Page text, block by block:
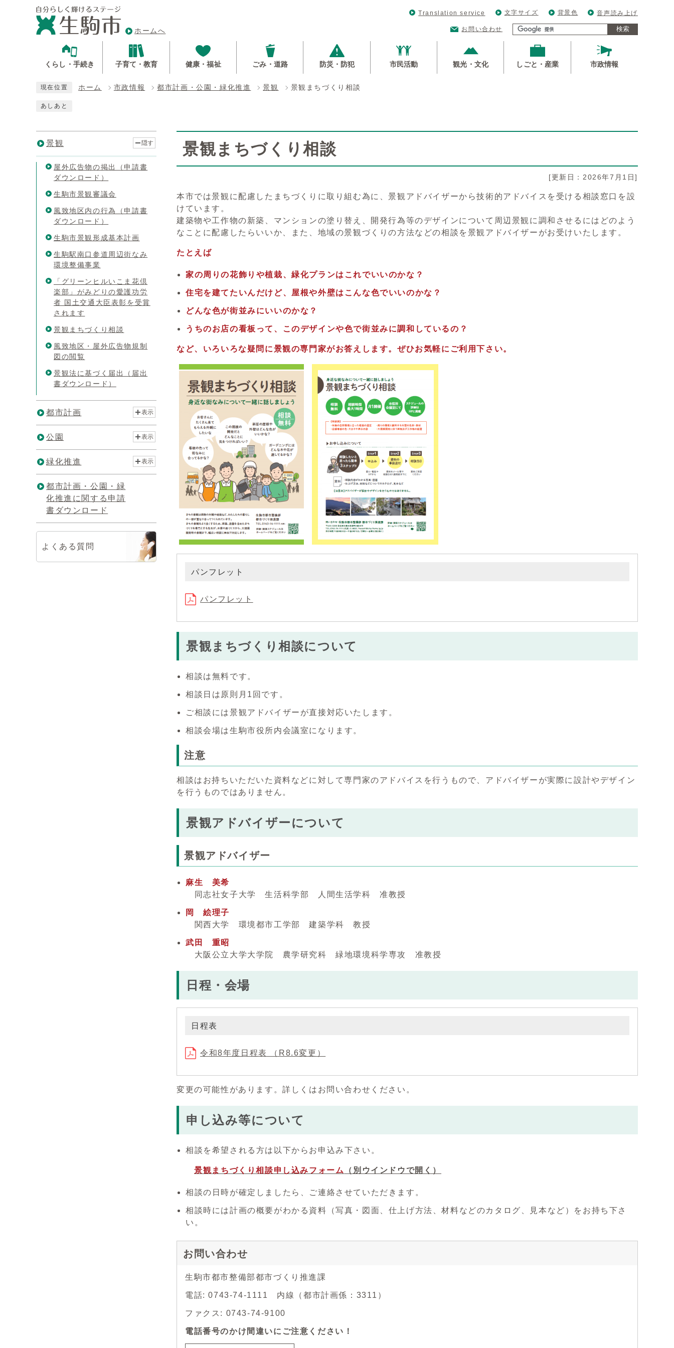
ホームへ
Translation service 文字サイズ 背景色 音声読み上げ
お問い合わせ 検索
くらし・手続き 子育て・教育 健康・福祉 ごみ・道路 防災・防犯 市民活動 観光・文化 しごと・産業 市政情報
現在位置 ホーム 市政情報 都市計画・公園・緑化推進 景観 景観まちづくり相談
あしあと
景観まちづくり相談
[更新日：2026年7月1日]
本市では景観に配慮したまちづくりに取り組む為に、景観アドバイザーから技術的アドバイスを受ける相談窓口を設
けています。
建築物や工作物の新築、マンションの塗り替え、開発行為等のデザインについて周辺景観に調和させるにはどのよう
なことに配慮したらいいか、また、地域の景観づくりの方法などの相談を景観アドバイザーがお受けいたします。
たとえば
家の周りの花飾りや植栽、緑化プランはこれでいいのかな？
住宅を建てたいんだけど、屋根や外壁はこんな色でいいのかな？
どんな色が街並みにいいのかな？
うちのお店の看板って、このデザインや色で街並みに調和しているの？
など、いろいろな疑問に景観の専門家がお答えします。ぜひお気軽にご利用下さい。
パンフレット
パンフレット
景観まちづくり相談について
相談は無料です。
相談日は原則月1回です。
ご相談には景観アドバイザーが直接対応いたします。
相談会場は生駒市役所内会議室になります。
注意
相談はお持ちいただいた資料などに対して専門家のアドバイスを行うもので、アドバイザーが実際に設計やデザイン
を行うものではありません。
景観アドバイザーについて
景観アドバイザー
麻生 美希
同志社女子大学 生活科学部 人間生活学科 准教授
岡 絵理子
関西大学 環境都市工学部 建築学科 教授
武田 重昭
大阪公立大学大学院 農学研究科 緑地環境科学専攻 准教授
日程・会場
日程表
令和8年度日程表 （R8.6変更）
変更の可能性があります。詳しくはお問い合わせください。
申し込み等について
相談を希望される方は以下からお申込み下さい。
景観まちづくり相談申し込みフォーム （別ウインドウで開く）
相談の日時が確定しましたら、ご連絡させていただきます。
相談時には計画の概要がわかる資料（写真・図面、仕上げ方法、材料などのカタログ、見本など）をお持ち下さ
い。
お問い合わせ
生駒市都市整備部都市づくり推進課
電話: 0743-74-1111 内線（都市計画係：3311）
ファクス: 0743-74-9100
電話番号のかけ間違いにご注意ください！
景観 隠す
屋外広告物の掲出（申請書
ダウンロード）
生駒市景観審議会
風致地区内の行為（申請書
ダウンロード）
生駒市景観形成基本計画
生駒駅南口参道周辺街なみ
環境整備事業
「グリーンヒルいこま花倶
楽部」がみどりの愛護功労
者 国土交通大臣表彰を受賞
されます
景観まちづくり相談
風致地区・屋外広告物規制
図の閲覧
景観法に基づく届出（届出
書ダウンロード）
都市計画 表示
公園 表示
緑化推進 表示
都市計画・公園・緑
化推進に関する申請
書ダウンロード
よくある質問